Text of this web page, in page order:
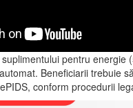
pentru energie
Beneficiarii trebuie
conform procedurii